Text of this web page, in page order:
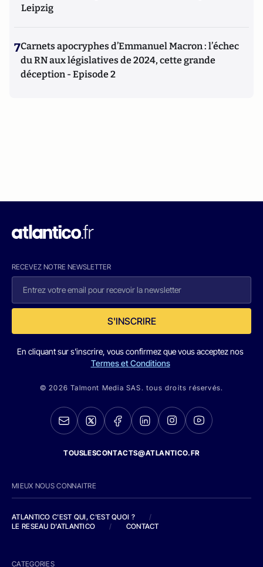
Leipzig
7Carnets apocryphes d’Emmanuel Macron : l’échec
du RN aux législatives de 2024, cette grande
déception - Episode 2
RECEVEZ NOTRE NEWSLETTER
S'INSCRIRE
En cliquant sur s'inscrire, vous confirmez que vous acceptez nos
Termes et Conditions
© 2026 Talmont Media SAS. tous droits réservés.
TOUSLESCONTACTS@ATLANTICO.FR
MIEUX NOUS CONNAITRE
ATLANTICO C'EST QUI, C'EST QUOI ?
/
LE RESEAU D'ATLANTICO
/ CONTACT
CATEGORIES